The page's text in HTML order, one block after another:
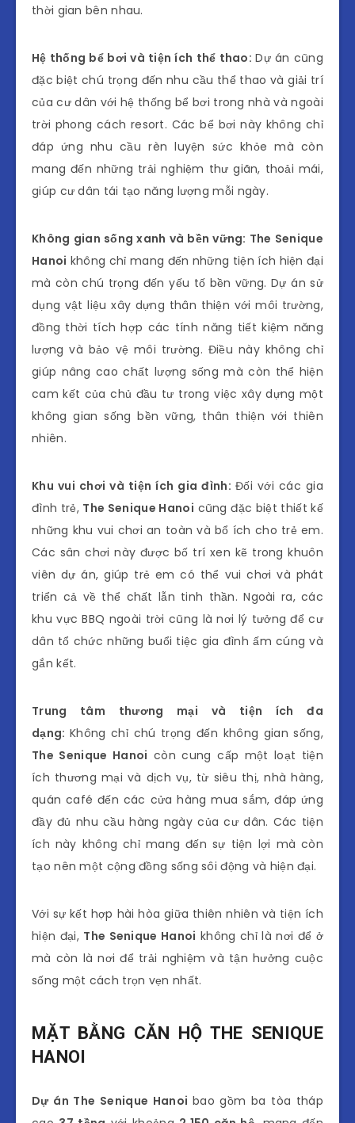
thời gian bên nhau.
Hệ thống bể bơi và tiện ích thể thao:Dự án cũng
đặc biệt chú trọng đến nhu cầu thể thao và giải trí
của cư dân với hệ thống bể bơi trong nhà và ngoài
trời phong cách resort. Các bể bơi này không chỉ
đáp ứng nhu cầu rèn luyện sức khỏe mà còn
mang đến những trải nghiệm thư giãn, thoải mái,
giúp cư dân tái tạo năng lượng mỗi ngày.
Không gian sống xanh và bền vững: The Senique
Hanoi không chỉ mang đến những tiện ích hiện đại
mà còn chú trọng đến yếu tố bền vững. Dự án sử
dụng vật liệu xây dựng thân thiện với môi trường,
đồng thời tích hợp các tính năng tiết kiệm năng
lượng và bảo vệ môi trường. Điều này không chỉ
giúp nâng cao chất lượng sống mà còn thể hiện
cam kết của chủ đầu tư trong việc xây dựng một
không gian sống bền vững, thân thiện với thiên
nhiên.
Khu vui chơi và tiện ích gia đình:Đối với các gia
đình trẻ, The Senique Hanoi cũng đặc biệt thiết kế
những khu vui chơi an toàn và bổ ích cho trẻ em.
Các sân chơi này được bố trí xen kẽ trong khuôn
viên dự án, giúp trẻ em có thể vui chơi và phát
triển cả về thể chất lẫn tinh thần. Ngoài ra, các
khu vực BBQ ngoài trời cũng là nơi lý tưởng để cư
dân tổ chức những buổi tiệc gia đình ấm cúng và
gắn kết.
Trung tâm thương mại và tiện ích đa
dạng:Không chỉ chú trọng đến không gian sống,
The Senique Hanoi còn cung cấp một loạt tiện
ích thương mại và dịch vụ, từ siêu thị, nhà hàng,
quán café đến các cửa hàng mua sắm, đáp ứng
đầy đủ nhu cầu hàng ngày của cư dân. Các tiện
ích này không chỉ mang đến sự tiện lợi mà còn
tạo nên một cộng đồng sống sôi động và hiện đại.
Với sự kết hợp hài hòa giữa thiên nhiên và tiện ích
hiện đại, The Senique Hanoi không chỉ là nơi để ở
mà còn là nơi để trải nghiệm và tận hưởng cuộc
sống một cách trọn vẹn nhất.
MẶT BẰNG CĂN HỘ THE SENIQUE
HANOI
Dự án The Senique Hanoi bao gồm ba tòa tháp